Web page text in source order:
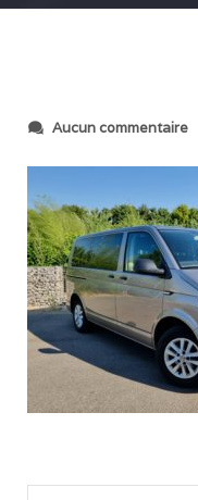
Aucun commentaires
r
0
2
3
0
6
1
4
_
0
9
3